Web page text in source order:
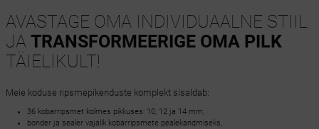
AVASTAGE OMA INDIVIDUAALNE STIIL
JA TRANSFORMEERIGE OMA PILK
TÄIELIKULT!
Meie koduse ripsmepikenduste komplekt sisaldab:
36 kobarripsmet kolmes pikkuses: 10, 12 ja 14 mm,
bonder ja sealer vajalik kobarripsmete pealekandmiseks,